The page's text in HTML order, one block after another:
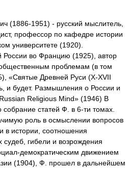
(1886-1951) - русский мыслитель,
профессор по кафедре истории
университете (1920).
России во Францию (1925), автор
проблемам (в том
«Святые Древней Руси (X-XVII
и будет. Размышления о России и
Religious Mind» (1946) В
статей Ф. в 6-ти томах.
роль в осмыслении вопросов
в истории, соотношения
судеб, гибели и возрождения
демократическим движением
(1904), Ф. прошел в дальнейшем